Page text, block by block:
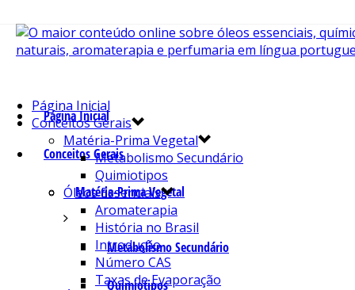
Página Inicial
Conceitos Gerais
Matéria-Prima Vegetal
Metabolismo Secundário
Quimiotipos
Página Inicial
Conceitos Gerais
Matéria-Prima Vegetal
Metabolismo Secundário
Quimiotipos
Óleos Essenciais
Aromaterapia
História no Brasil
Introdução
Número CAS
Taxas de Evaporação